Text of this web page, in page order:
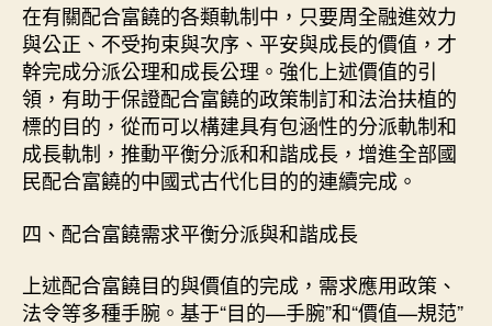
在有關配合富饒的各類軌制中，只要周全融進效力
與公正、不受拘束與次序、平安與成長的價值，才
幹完成分派公理和成長公理。強化上述價值的引
領，有助于保證配合富饒的政策制訂和法治扶植的
標的目的，從而可以構建具有包涵性的分派軌制和
成長軌制，推動平衡分派和和諧成長，增進全部國
民配合富饒的中國式古代化目的的連續完成。
四、配合富饒需求平衡分派與和諧成長
上述配合富饒目的與價值的完成，需求應用政策、
法令等多種手腕。基于“目的—手腕”和“價值—規范”